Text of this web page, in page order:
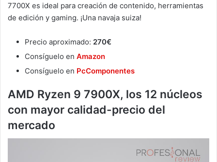
7700X es ideal para creación de contenido, herramientas
de edición y gaming. ¡Una navaja suiza!
Precio aproximado: 270€
Consíguelo en Amazon
Consíguelo en PcComponentes
AMD Ryzen 9 7900X, los 12 núcleos
con mayor calidad-precio del
mercado